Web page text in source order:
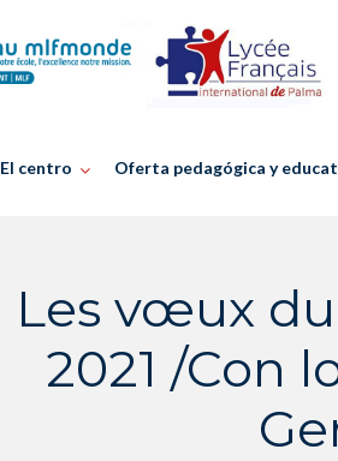
El centro Oferta pedagógica y
Les vœux
2021 /Con